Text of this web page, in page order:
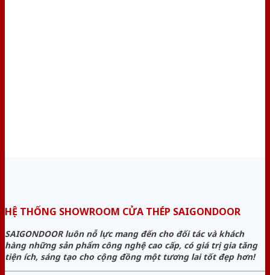
HỆ THỐNG SHOWROOM CỬA THÉP SAIGONDOOR
SAIGONDOOR luôn nỗ lực mang đến cho đối tác và khách
hàng những sản phẩm công nghệ cao cấp, có giá trị gia tăng
tiện ích, sáng tạo cho cộng đồng một tương lai tốt đẹp hơn!